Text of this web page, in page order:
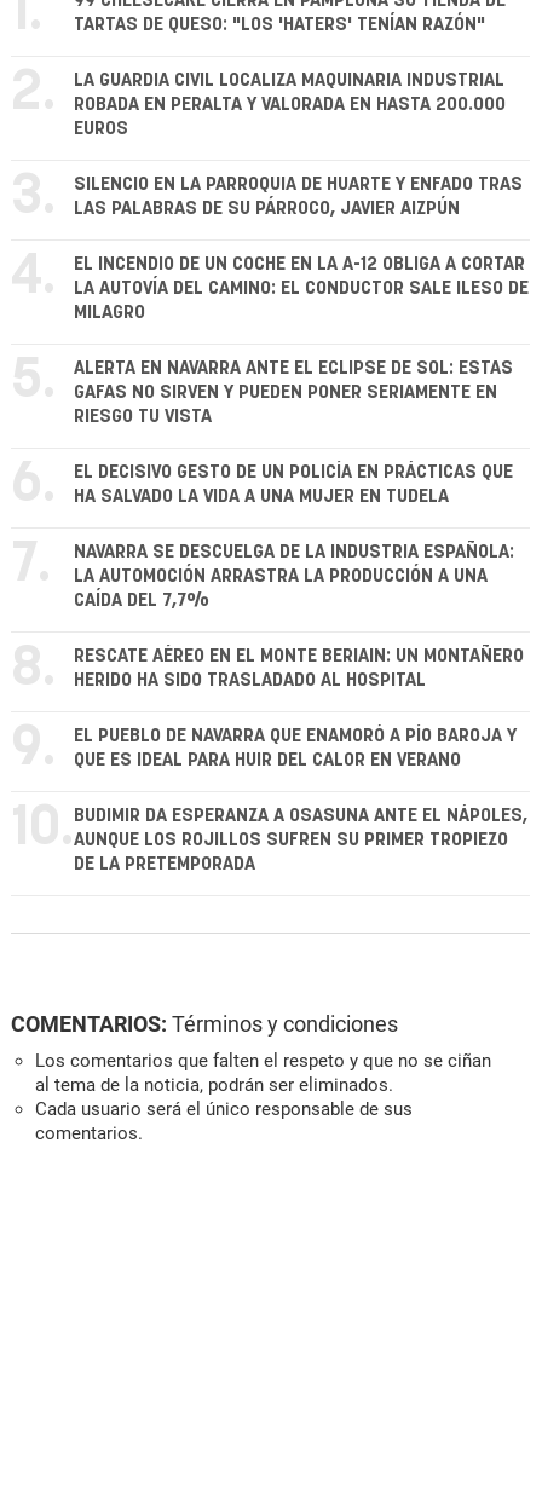
1.
TARTAS DE QUESO: "LOS 'HATERS' TENÍAN RAZÓN"
2.
LA GUARDIA CIVIL LOCALIZA MAQUINARIA INDUSTRIAL
ROBADA EN PERALTA Y VALORADA EN HASTA 200.000
EUROS
3.
SILENCIO EN LA PARROQUIA DE HUARTE Y ENFADO TRAS
LAS PALABRAS DE SU PÁRROCO, JAVIER AIZPÚN
4.
EL INCENDIO DE UN COCHE EN LA A-12 OBLIGA A CORTAR
LA AUTOVÍA DEL CAMINO: EL CONDUCTOR SALE ILESO DE
MILAGRO
5.
ALERTA EN NAVARRA ANTE EL ECLIPSE DE SOL: ESTAS
GAFAS NO SIRVEN Y PUEDEN PONER SERIAMENTE EN
RIESGO TU VISTA
6.
EL DECISIVO GESTO DE UN POLICÍA EN PRÁCTICAS QUE
HA SALVADO LA VIDA A UNA MUJER EN TUDELA
7.
NAVARRA SE DESCUELGA DE LA INDUSTRIA ESPAÑOLA:
LA AUTOMOCIÓN ARRASTRA LA PRODUCCIÓN A UNA
CAÍDA DEL 7,7%
8.
RESCATE AÉREO EN EL MONTE BERIAIN: UN MONTAÑERO
HERIDO HA SIDO TRASLADADO AL HOSPITAL
9.
EL PUEBLO DE NAVARRA QUE ENAMORÓ A PÍO BAROJA Y
QUE ES IDEAL PARA HUIR DEL CALOR EN VERANO
10. BUDIMIR DA ESPERANZA A OSASUNA ANTE EL NÁPOLES,
AUNQUE LOS ROJILLOS SUFREN SU PRIMER TROPIEZO
DE LA PRETEMPORADA
COMENTARIOS: Términos y condiciones
Los comentarios que falten el respeto y que no se ciñan
al tema de la noticia, podrán ser eliminados.
Cada usuario será el único responsable de sus
comentarios.